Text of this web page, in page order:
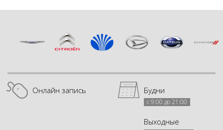
Онлайн запись Будни
с 9:00 до 21:00
Выходные